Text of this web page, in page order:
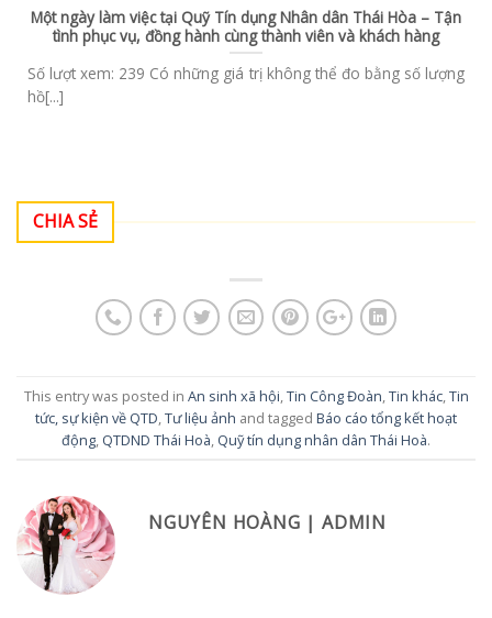
Một ngày làm việc tại Quỹ Tín dụng Nhân dân Thái Hòa – Tận
tình phục vụ, đồng hành cùng thành viên và khách hàng
Số lượt xem: 239 Có những giá trị không thể đo bằng số lượng
hồ[...]
CHIA SẺ
This entry was posted in An sinh xã hội,Tin Công Đoàn,Tin khác,Tin
tức, sự kiện về QTD,Tư liệu ảnh and tagged Báo cáo tổng kết hoạt
động, QTDND Thái Hoà, Quỹ tín dụng nhân dân Thái Hoà.
NGUYÊN HOÀNG | ADMIN